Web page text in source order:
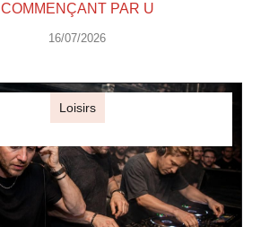
COMMENÇANT PAR U
16/07/2026
Loisirs